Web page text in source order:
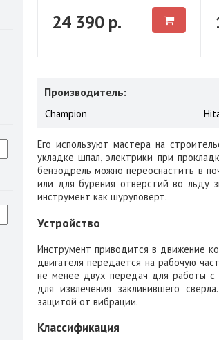
24 390 р.
Производитель:
Champion
Его используют мастера на
укладке шпал, электрики при
бензодрель можно переоснастить в
или для бурения отверстий во льду
инструмент как шуруповерт.
Устройство
Инструмент приводится в движение
двигателя передается на рабочую
не менее двух передач для работы с
для извлечения заклинившего
защитой от вибрации.
Классификация